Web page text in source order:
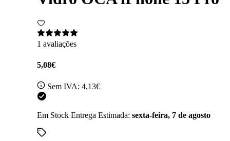
1 avaliações
5,08€
Sem IVA: 4,13€
Em Stock Entrega Estimada: sexta-feira, 7 de agosto